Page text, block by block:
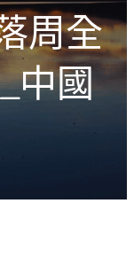
周全
中國